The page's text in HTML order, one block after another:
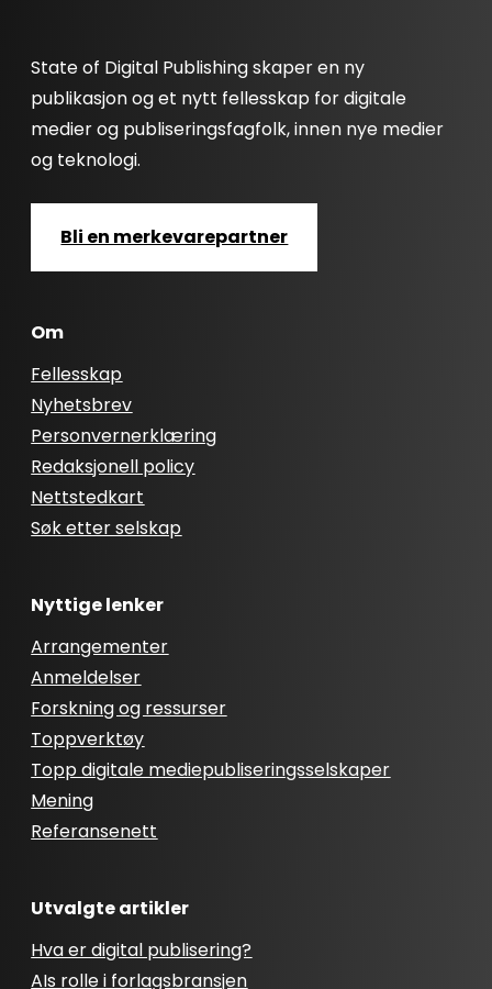
State of Digital Publishing skaper en ny
publikasjon og et nytt fellesskap for digitale
medier og publiseringsfagfolk, innen nye medier
og teknologi.
Bli en merkevarepartner
Om
Fellesskap
Nyhetsbrev
Personvernerklæring
Redaksjonell policy
Nettstedkart
Søk etter selskap
Nyttige lenker
Arrangementer
Anmeldelser
Forskning og ressurser
Toppverktøy
Topp digitale mediepubliseringsselskaper
Mening
Referansenett
Utvalgte artikler
Hva er digital publisering?
AIs rolle i forlagsbransjen